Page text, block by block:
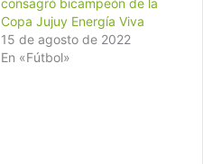
Copa Jujuy Energía Viva
15 de agosto de 2022
En «Fútbol»